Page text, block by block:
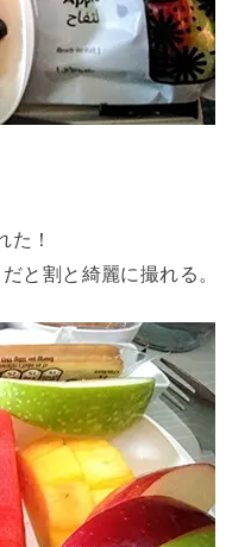
た！
と割と綺麗に撮れる。